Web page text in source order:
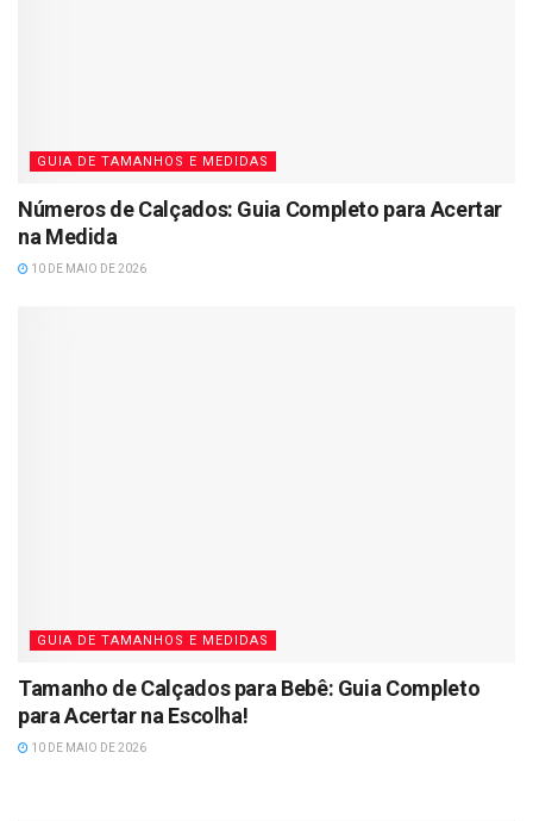
GUIA DE TAMANHOS E MEDIDAS
Números de Calçados: Guia Completo para Acertar
na Medida
10 DE MAIO DE 2026
GUIA DE TAMANHOS E MEDIDAS
Tamanho de Calçados para Bebê: Guia Completo
para Acertar na Escolha!
10 DE MAIO DE 2026